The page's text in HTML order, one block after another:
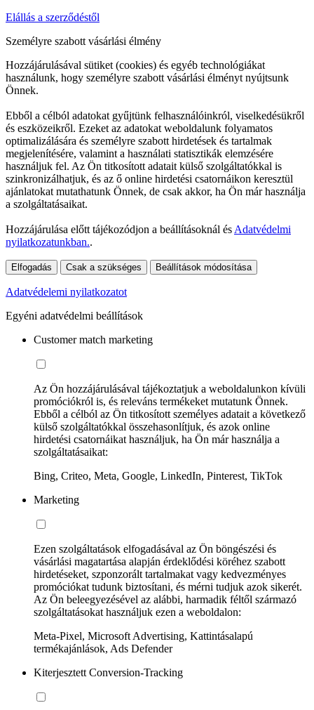
Elállás a szerződéstől
Személyre szabott vásárlási élmény
Hozzájárulásával sütiket (cookies) és egyéb technológiákat
használunk, hogy személyre szabott vásárlási élményt nyújtsunk
Önnek.
Ebből a célból adatokat gyűjtünk felhasználóinkról, viselkedésükről
és eszközeikről. Ezeket az adatokat weboldalunk folyamatos
optimalizálására és személyre szabott hirdetések és tartalmak
megjelenítésére, valamint a használati statisztikák elemzésére
használjuk fel. Az Ön titkosított adatait külső szolgáltatókkal is
szinkronizálhatjuk, és az ő online hirdetési csatornáikon keresztül
ajánlatokat mutathatunk Önnek, de csak akkor, ha Ön már használja
a szolgáltatásaikat.
Hozzájárulása előtt tájékozódjon a beállításoknál és Adatvédelmi
nyilatkozatunkban..
Elfogadás Csak a szükséges Beállítások módosítása
Adatvédelemi nyilatkozatot
Egyéni adatvédelmi beállítások
Customer match marketing
Az Ön hozzájárulásával tájékoztatjuk a weboldalunkon kívüli
promóciókról is, és releváns termékeket mutatunk Önnek.
Ebből a célból az Ön titkosított személyes adatait a következő
külső szolgáltatókkal összehasonlítjuk, és azok online
hirdetési csatornáikat használjuk, ha Ön már használja a
szolgáltatásaikat:
Bing, Criteo, Meta, Google, LinkedIn, Pinterest, TikTok
Marketing
Ezen szolgáltatások elfogadásával az Ön böngészési és
vásárlási magatartása alapján érdeklődési köréhez szabott
hirdetéseket, szponzorált tartalmakat vagy kedvezményes
promóciókat tudunk biztosítani, és mérni tudjuk azok sikerét.
Az Ön beleegyezésével az alábbi, harmadik féltől származó
szolgáltatásokat használjuk ezen a weboldalon:
Meta-Pixel, Microsoft Advertising, Kattintásalapú
termékajánlások, Ads Defender
Kiterjesztett Conversion-Tracking